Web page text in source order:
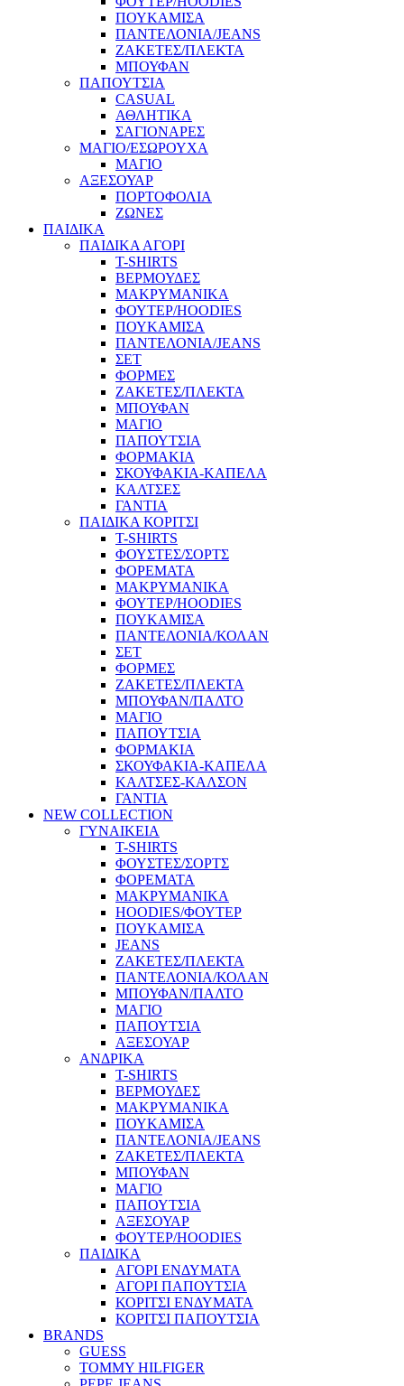
ΠΟΥΚΑΜΙΣΑ
ΠΑΝΤΕΛΟΝΙΑ/JEANS
ΖΑΚΕΤΕΣ/ΠΛΕΚΤΑ
ΜΠΟΥΦΑΝ
ΠΑΠΟΥΤΣΙΑ
CASUAL
ΑΘΛΗΤΙΚΑ
ΣΑΓΙΟΝΑΡΕΣ
ΜΑΓΙΟ/ΕΣΩΡΟΥΧΑ
ΜΑΓΙΟ
ΑΞΕΣΟΥΑΡ
ΠΟΡΤΟΦΟΛΙΑ
ΖΩΝΕΣ
ΠΑΙΔΙΚΑ
ΠΑΙΔΙΚΑ ΑΓΟΡΙ
T-SHIRTS
ΒΕΡΜΟΥΔΕΣ
ΜΑΚΡΥΜΑΝΙΚΑ
ΦΟΥΤΕΡ/HOODIES
ΠΟΥΚΑΜΙΣΑ
ΠΑΝΤΕΛΟΝΙΑ/JEANS
ΣΕΤ
ΦΟΡΜΕΣ
ΖΑΚΕΤΕΣ/ΠΛΕΚΤΑ
ΜΠΟΥΦΑΝ
ΜΑΓΙΟ
ΠΑΠΟΥΤΣΙΑ
ΦΟΡΜΑΚΙΑ
ΣΚΟΥΦΑΚΙΑ-ΚΑΠΕΛΑ
ΚΑΛΤΣΕΣ
ΓΑΝΤΙΑ
ΠΑΙΔΙΚΑ ΚΟΡΙΤΣΙ
T-SHIRTS
ΦΟΥΣΤΕΣ/ΣΟΡΤΣ
ΦΟΡΕΜΑΤΑ
ΜΑΚΡΥΜΑΝΙΚΑ
ΦΟΥΤΕΡ/HOODIES
ΠΟΥΚΑΜΙΣΑ
ΠΑΝΤΕΛΟΝΙΑ/ΚΟΛΑΝ
ΣΕΤ
ΦΟΡΜΕΣ
ΖΑΚΕΤΕΣ/ΠΛΕΚΤΑ
ΜΠΟΥΦΑΝ/ΠΑΛΤΟ
ΜΑΓΙΟ
ΠΑΠΟΥΤΣΙΑ
ΦΟΡΜΑΚΙΑ
ΣΚΟΥΦΑΚΙΑ-ΚΑΠΕΛΑ
ΚΑΛΤΣΕΣ-ΚΑΛΣΟΝ
ΓΑΝΤΙΑ
NEW COLLECTION
ΓΥΝΑΙΚΕΙΑ
T-SHIRTS
ΦΟΥΣΤΕΣ/ΣΟΡΤΣ
ΦΟΡΕΜΑΤΑ
ΜΑΚΡΥΜΑΝΙΚΑ
HOODIES/ΦΟΥΤΕΡ
ΠΟΥΚΑΜΙΣΑ
JEANS
ΖΑΚΕΤΕΣ/ΠΛΕΚΤΑ
ΠΑΝΤΕΛΟΝΙΑ/ΚΟΛΑΝ
ΜΠΟΥΦΑΝ/ΠΑΛΤΟ
ΜΑΓΙΟ
ΠΑΠΟΥΤΣΙΑ
ΑΞΕΣΟΥΑΡ
ΑΝΔΡΙΚΑ
T-SHIRTS
ΒΕΡΜΟΥΔΕΣ
ΜΑΚΡΥΜΑΝΙΚΑ
ΠΟΥΚΑΜΙΣΑ
ΠΑΝΤΕΛΟΝΙΑ/JEANS
ΖΑΚΕΤΕΣ/ΠΛΕΚΤΑ
ΜΠΟΥΦΑΝ
ΜΑΓΙΟ
ΠΑΠΟΥΤΣΙΑ
ΑΞΕΣΟΥΑΡ
ΦΟΥΤΕΡ/HOODIES
ΠΑΙΔΙΚΑ
ΑΓΟΡΙ ΕΝΔΥΜΑΤΑ
ΑΓΟΡΙ ΠΑΠΟΥΤΣΙΑ
ΚΟΡΙΤΣΙ ΕΝΔΥΜΑΤΑ
ΚΟΡΙΤΣΙ ΠΑΠΟΥΤΣΙΑ
BRANDS
GUESS
TOMMY HILFIGER